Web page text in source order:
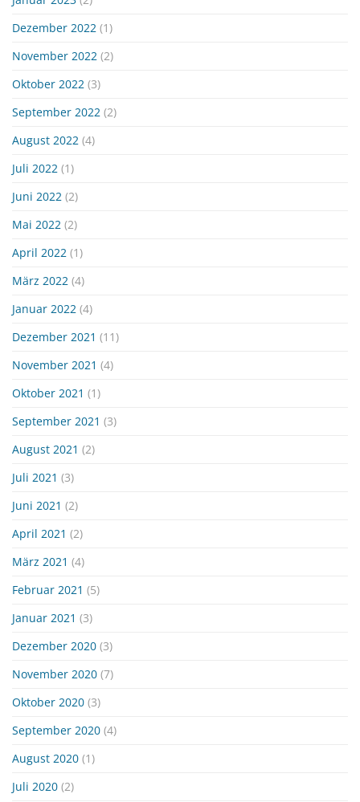
Dezember 2022 (1)
November 2022 (2)
Oktober 2022 (3)
September 2022 (2)
August 2022 (4)
Juli 2022 (1)
Juni 2022 (2)
Mai 2022 (2)
April 2022 (1)
März 2022 (4)
Januar 2022 (4)
Dezember 2021 (11)
November 2021 (4)
Oktober 2021 (1)
September 2021 (3)
August 2021 (2)
Juli 2021 (3)
Juni 2021 (2)
April 2021 (2)
März 2021 (4)
Februar 2021 (5)
Januar 2021 (3)
Dezember 2020 (3)
November 2020 (7)
Oktober 2020 (3)
September 2020 (4)
August 2020 (1)
Juli 2020 (2)